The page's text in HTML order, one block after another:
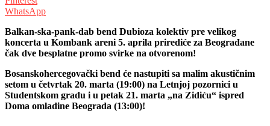
WhatsApp
Balkan-ska-pank-dab bend Dubioza kolektiv pre velikog
koncerta u Kombank areni 5. aprila prirediće za Beograđane
čak dve besplatne promo svirke na otvorenom!
Bosanskohercegovački bend će nastupiti sa malim akustičnim
setom u četvrtak 20. marta (19:00) na Letnjoj pozornici u
Studentskom gradu i u petak 21. marta „na Zidiću“ ispred
Doma omladine Beograda (13:00)!